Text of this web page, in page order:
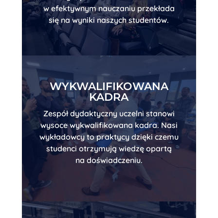
w efektywnym nauczaniu przekłada
się na wyniki naszych studentów.
WYKWALIFIKOWANA
KADRA
Zespół dydaktyczny uczelni stanowi
wysoce wykwalifikowana kadra. Nasi
wykładowcy to praktycy dzięki czemu
studenci otrzymują wiedzę opartą
na doświadczeniu.